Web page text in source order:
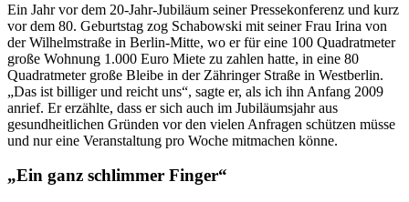
Ein Jahr vor dem 20-Jahr-Jubiläum seiner Pressekonferenz und kurz
vor dem 80. Geburtstag zog Schabowski mit seiner Frau Irina von
der Wilhelmstraße in Berlin-Mitte, wo er für eine 100 Quadratmeter
große Wohnung 1.000 Euro Miete zu zahlen hatte, in eine 80
Quadratmeter große Bleibe in der Zähringer Straße in Westberlin.
„Das ist billiger und reicht uns“, sagte er, als ich ihn Anfang 2009
anrief. Er erzählte, dass er sich auch im Jubiläumsjahr aus
gesundheitlichen Gründen vor den vielen Anfragen schützen müsse
und nur eine Veranstaltung pro Woche mitmachen könne.
„Ein ganz schlimmer Finger“